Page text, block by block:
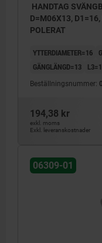
HANDTAG
D=M06X13,
POLERAT
YTTERDIAMETER=16
GÄNGLÄNGD=13
Beställningsnummer:
194,38 kr
exkl. moms
Exkl. leveranskostnader
06309-01